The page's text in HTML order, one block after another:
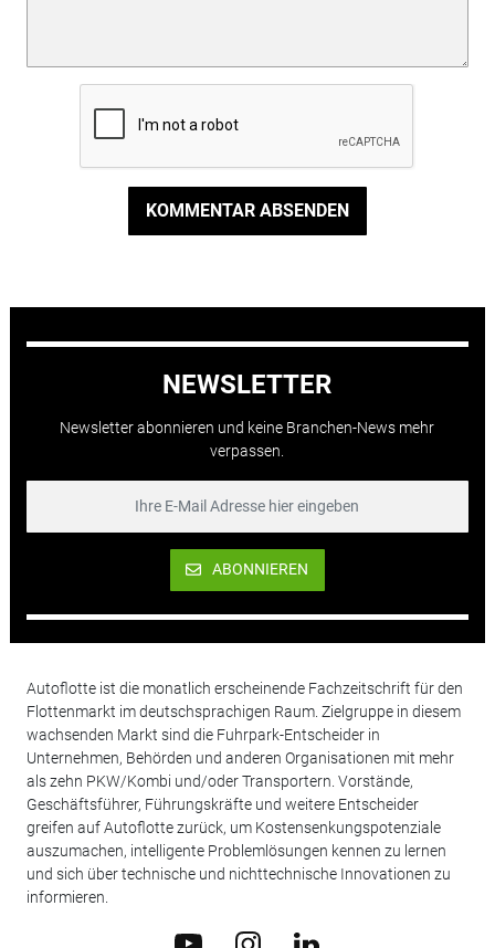
KOMMENTAR ABSENDEN
NEWSLETTER
Newsletter abonnieren und keine Branchen-News mehr
verpassen.
ABONNIEREN
Autoflotte ist die monatlich erscheinende Fachzeitschrift für den
Flottenmarkt im deutschsprachigen Raum. Zielgruppe in diesem
wachsenden Markt sind die Fuhrpark-Entscheider in
Unternehmen, Behörden und anderen Organisationen mit mehr
als zehn PKW/Kombi und/oder Transportern. Vorstände,
Geschäftsführer, Führungskräfte und weitere Entscheider
greifen auf Autoflotte zurück, um Kostensenkungspotenziale
auszumachen, intelligente Problemlösungen kennen zu lernen
und sich über technische und nichttechnische Innovationen zu
informieren.